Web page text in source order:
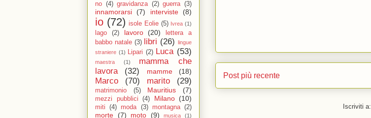
Post più recente
Iscriviti a:
no (4) gravidanza (2) guerra (3)
innamorarsi (7) interviste (8)
io (72) isole Eolie (5) Ivrea (1)
lago (2) lavoro (20)
lettera a
babbo natale (3) libri (26)
lingue
straniere (1) Lipari (2) Luca (53)
maestra (1)
mamma che
lavora
(32) mamme (18)
Marco (70) marito (29)
matrimonio (5) Mauritius (7)
mezzi pubblici (4) Milano (10)
miti (4) moda (3) montagna (2)
morte (7) moto (9) musica (1)